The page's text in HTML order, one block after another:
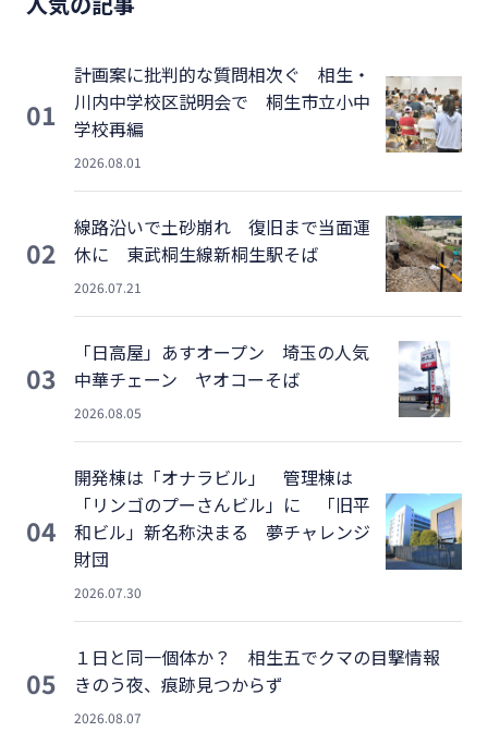
01
計画案に批判的な質問相次ぐ 相生・
川内中学校区説明会で 桐生市立小中
学校再編
2026.08.01
02
線路沿いで土砂崩れ 復旧まで当面運
休に 東武桐生線新桐生駅そば
2026.07.21
03
「日高屋」あすオープン 埼玉の人気
中華チェーン ヤオコーそば
2026.08.05
04
開発棟は「オナラビル」 管理棟は
「リンゴのプーさんビル」に 「旧平
和ビル」新名称決まる 夢チャレンジ
財団
2026.07.30
05
１日と同一個体か？ 相生五でクマの目撃情報
きのう夜、痕跡見つからず
2026.08.07